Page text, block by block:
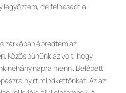
legyőztem, de felhasadt a
zárkában ébredtem az
Közös bűnünk az volt, hogy
néhány napra menni. Belépett
nyirt mindkettőnket. Az az